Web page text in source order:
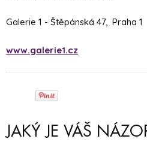
Galerie 1 - Štěpánská 47, Praha 1
www.galerie1.cz
JAKÝ JE VÁŠ